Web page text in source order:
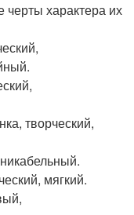
характера их
творческий,
мягкий.